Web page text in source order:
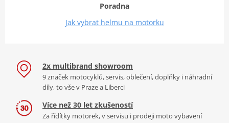
Poradna
Jak vybrat helmu na motorku
2x multibrand showroom
9 značek motocyklů, servis, oblečení, doplňky i náhradní
díly, to vše v Praze a Liberci
Více než 30 let zkušeností
Za řídítky motorek, v servisu i prodeji moto vybavení